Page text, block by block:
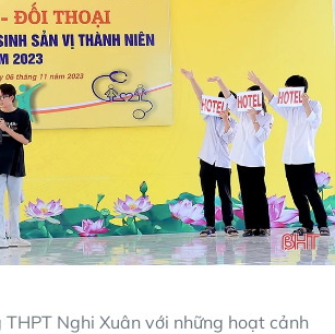
THPT Nghi Xuân với những hoạt cảnh